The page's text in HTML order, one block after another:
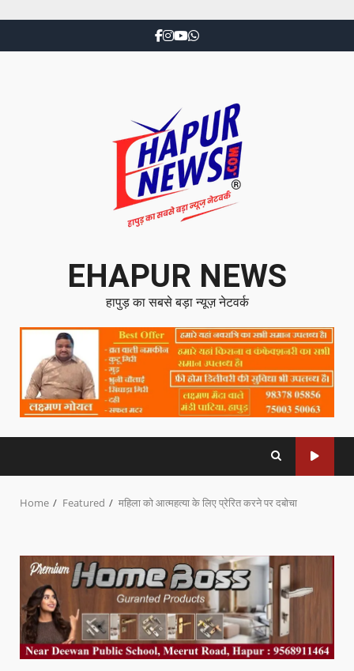
EHAPUR NEWS
हापुड़ का सबसे बड़ा न्यूज़ नेटवर्क
Home Featured महिला को आत्महत्या के लिए प्रेरित करने पर दबोचा